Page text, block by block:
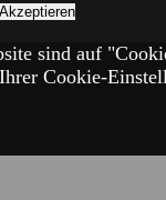
Akzeptieren
sind auf
Cookie-